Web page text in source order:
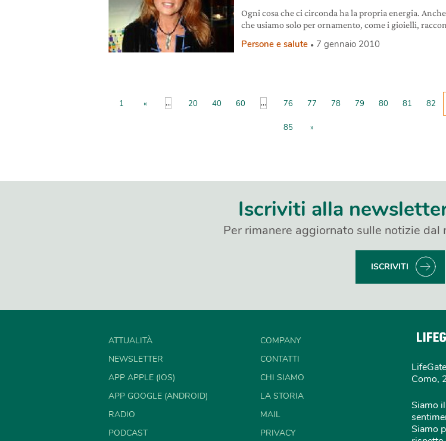
Ogni cosa che ci circonda ha la propria energia.
che usiamo solo per ornamento, come i gioielli,
Persone e salute 7 gennaio 2010
1 « ... 20 40 60 ... 76 77 78 79 80 81 82
85 »
Iscriviti alla
Per rimanere aggiornato sulle notizie
ISCRIVITI
ATTUALITÀ
NEWSLETTER
APP APPLE (IOS)
APP GOOGLE (ANDROID)
RADIO
PODCAST
COMPANY
CONTATTI
CHI SIAMO
LA STORIA
MAIL
PRIVACY
Como,
Siamo
Siamo